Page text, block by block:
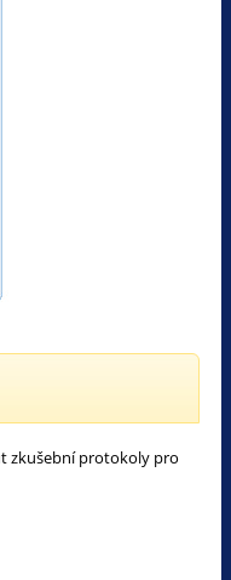
zkušební protokoly pro